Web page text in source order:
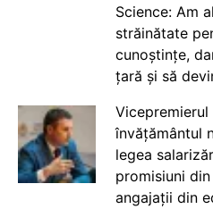
Science: Am
străinătate
cunoștințe,
țară și să
Vicepremierul
învățământul
legea
promisiuni
angajații din